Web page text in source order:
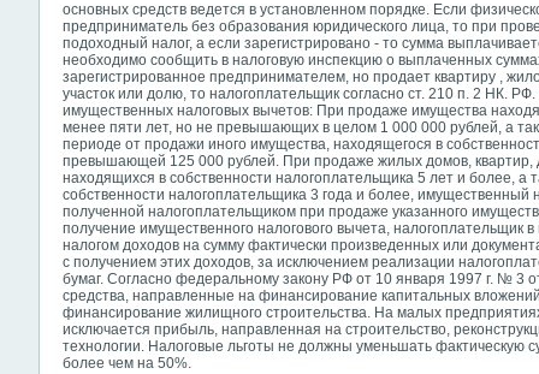
основных средств ведется в установленном порядке. Если
предприниматель без образования юридического лица, то при
подоходный налог, а если зарегистрировано - то сумма
необходимо сообщить в налоговую инспекцию о выплаченных
зарегистрированное предпринимателем, но продает квартиру ,
участок или долю, то налогоплательщик согласно ст. 210 п. 2 НК.
имущественных налоговых вычетов: При продаже имущества
менее пяти лет, но не превышающих в целом 1 000 000 рублей, а
периоде от продажи иного имущества, находящегося в
превышающей 125 000 рублей. При продаже жилых домов, квартир,
находящихся в собственности налогоплательщика 5 лет и более, а
собственности налогоплательщика 3 года и более, имущественный
полученной налогоплательщиком при продаже указанного
получение имущественного налогового вычета, налогоплательщик
налогом доходов на сумму фактически произведенных или
с получением этих доходов, за исключением реализации
бумаг. Согласно федеральному закону РФ от 10 января 1997 г. № 3
средства, направленные на финансирование капитальных
финансирование жилищного строительства. На малых
исключается прибыль, направленная на строительство,
технологии. Налоговые льготы не должны уменьшать фактическую
более чем на 50%.